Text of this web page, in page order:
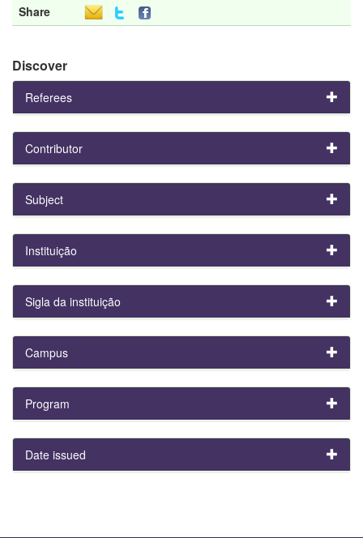
Share
Discover
Referees
Contributor
Subject
Instituição
Sigla da instituição
Campus
Program
Date issued